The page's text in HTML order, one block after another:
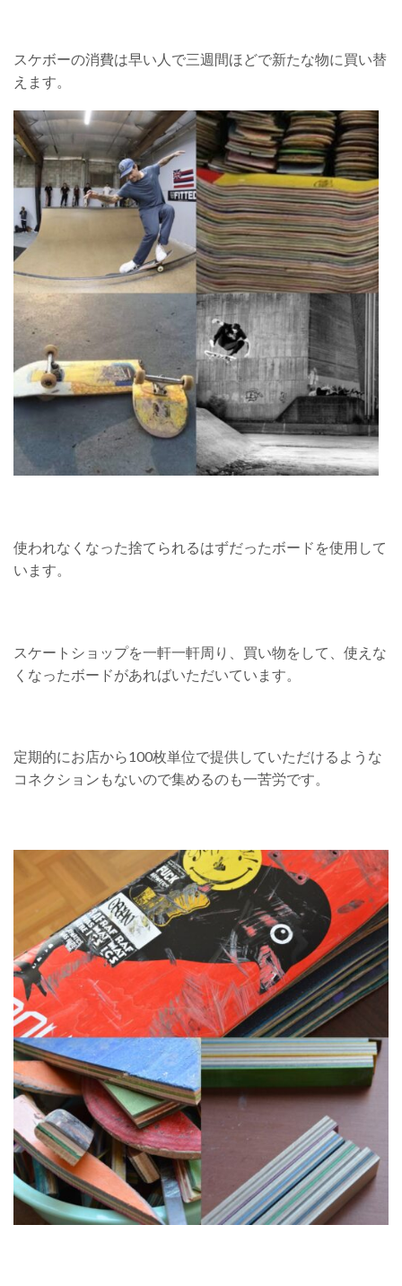
スケボーの消費は早い人で三週間ほどで新たな物に買い替
えます。
使われなくなった捨てられるはずだったボードを使用して
います。
スケートショップを一軒一軒周り、買い物をして、使えな
くなったボードがあればいただいています。
定期的にお店から100枚単位で提供していただけるような
コネクションもないので集めるのも一苦労です。